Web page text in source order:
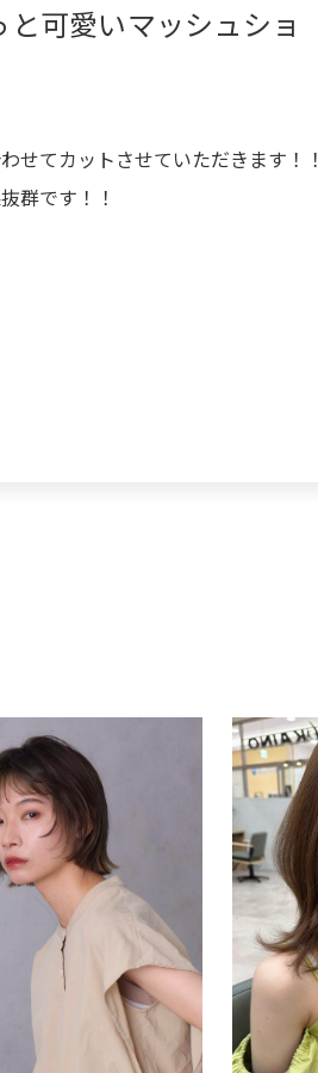
と可愛いマッシュショ
せてカットさせていただきます！！
群です！！